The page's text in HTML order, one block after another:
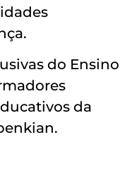
do Ensino
da